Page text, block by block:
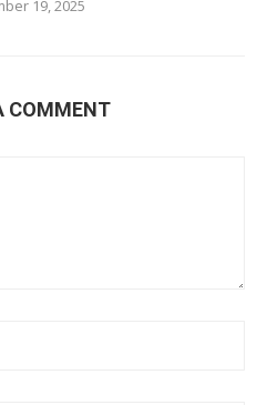
19, 2025
COMMENT